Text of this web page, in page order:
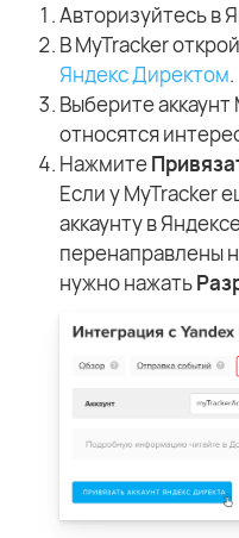
Авторизуйтесь в
В MyTracker
Яндекс Директом.
Выберите аккаунт
относятся
Нажмите
Если у MyTracker
аккаунту в
перенаправлены
нужно нажать